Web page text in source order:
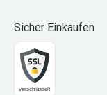
Sicher Einkaufen